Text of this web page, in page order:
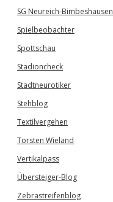
SG Neureich-Bimbeshausen
Spielbeobachter
Spottschau
Stadioncheck
Stadtneurotiker
Stehblog
Textilvergehen
Torsten Wieland
Vertikalpass
Übersteiger-Blog
Zebrastreifenblog